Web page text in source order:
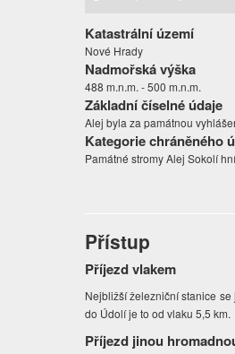
Katastrální území
Nové Hrady
Nadmořská výška
488 m.n.m. - 500 m.n.m.
Základní číselné údaje
Alej byla za památnou
Kategorie chráněného
Památné stromy Alej Sokolí
Přístup
Příjezd vlakem
Nejbližší železniční stanice
do Údolí je to od vlaku 5,5 km.
Příjezd jinou